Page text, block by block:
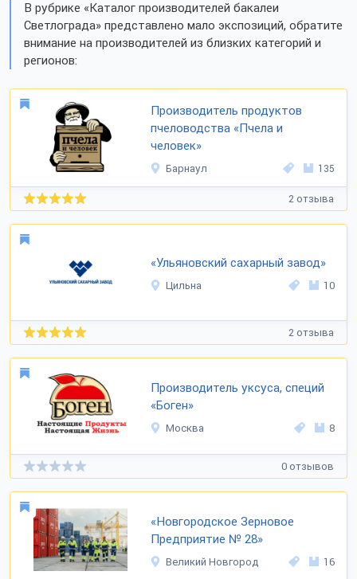
В рубрике «Каталог производителей бакалеи
Светлограда» представлено мало экспозиций, обратите
внимание на производителей из близких категорий и
регионов:
Производитель продуктов
пчеловодства «Пчела и
человек»
Барнаул 135
2 отзыва
«Ульяновский сахарный завод»
Цильна 10
2 отзыва
Производитель уксуса, специй
«Боген»
Москва 8
0 отзывов
«Новгородское Зерновое
Предприятие № 28»
Великий Новгород 16